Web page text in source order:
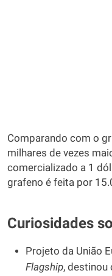
Comparando com o
milhares de vezes
comercializado a 1
grafeno é feita por
Curiosidades
Projeto da União
Flagship, destinou